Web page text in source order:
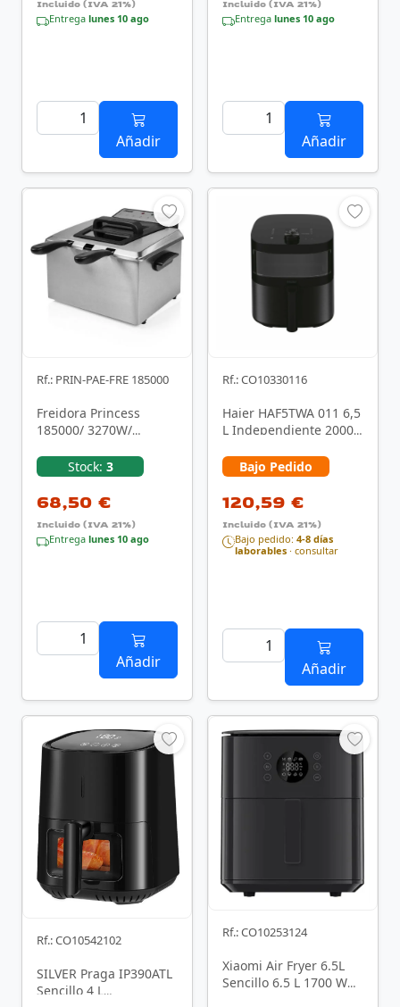
Incluido (IVA 21%)
Entrega lunes 10 ago
Añadir
Incluido (IVA 21%)
Entrega lunes 10 ago
Añadir
Rf.: PRIN-PAE-FRE 185000
Freidora Princess
185000/ 3270W/
Stock: 3
68,50 €
Incluido (IVA 21%)
Entrega lunes 10 ago
Añadir
Rf.: CO10330116
Haier HAF5TWA 011 6,5
L Independiente 2000
caliente Negro
Bajo Pedido
120,59 €
Incluido (IVA 21%)
Bajo pedido: 4-8 días
laborables · consultar
Añadir
Rf.: CO10542102
SILVER Praga IP390ATL
Sencillo 4 L
Rf.: CO10253124
Xiaomi Air Fryer 6.5L
Sencillo 6,5 L 1700 W